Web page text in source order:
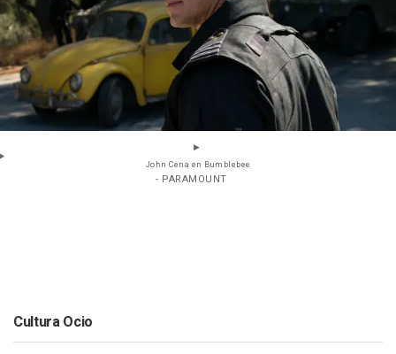
John Cena en Bumblebee
- PARAMOUNT
Cultura Ocio